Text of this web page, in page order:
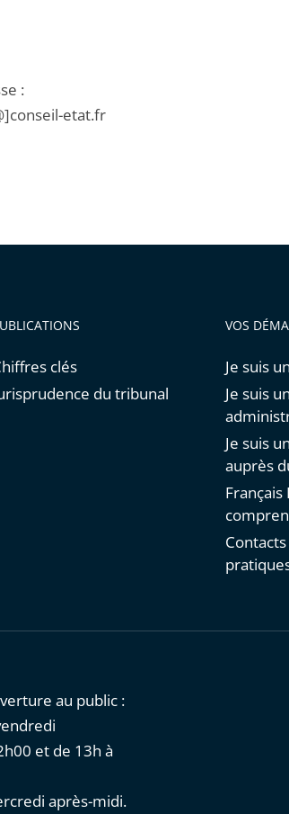
:
etat.fr
clés
du tribunal
VOS
Je suis
Je suis
Je suis
auprès
Français
au public :
et de 13h à
après-midi.